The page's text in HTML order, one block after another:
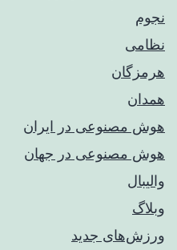
نجوم
نظامی
هرمزگان
همدان
هوش مصنوعی در ایران
هوش مصنوعی در جهان
والیبال
وبلاگ
ورزش‌های جدید